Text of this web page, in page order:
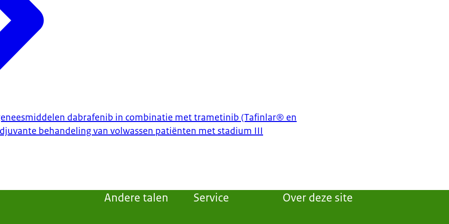
dabrafenib in combinatie met trametinib (Tafinlar® en
behandeling van volwassen patiënten met stadium III
Andere talen Service Over deze site